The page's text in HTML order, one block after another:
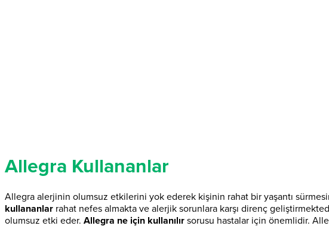
Allegra Kullananlar
Allegra alerjinin olumsuz etkilerini yok ederek kişinin rahat bir yaşantı
kullananlar rahat nefes almakta ve alerjik sorunlara karşı direnç
olumsuz etki eder. Allegra ne için kullanılır sorusu hastalar için önemlidir.